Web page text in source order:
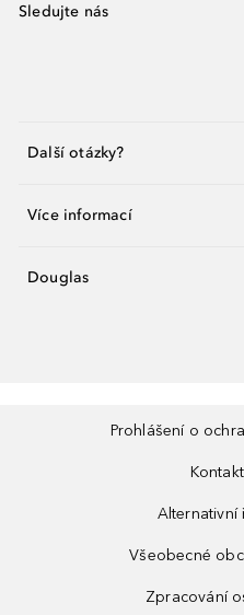
Sledujte nás
Další otázky?
Více informací
Douglas
Prohlášení o
Alternativní
Všeobecné
Zpracování